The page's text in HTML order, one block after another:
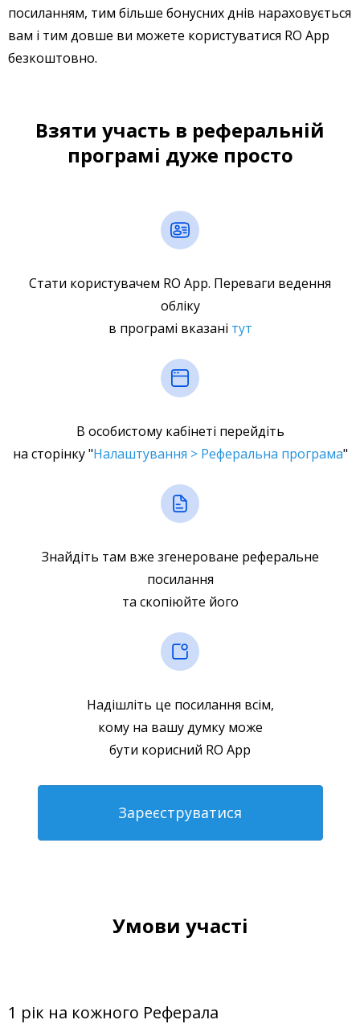
посиланням, тим більше бонусних днів нараховується
вам і тим довше ви можете користуватися RO App
безкоштовно.
Взяти участь в реферальній
програмі дуже просто
Стати користувачем RO App. Переваги ведення
обліку
в програмі вказані тут
В особистому кабінеті перейдіть
на сторінку "Налаштування > Реферальна програма"
Знайдіть там вже згенероване реферальне
посилання
та скопіюйте його
Надішліть це посилання всім,
кому на вашу думку може
бути корисний RO App
Зареєструватися
Умови участі
1 рік на кожного Реферала